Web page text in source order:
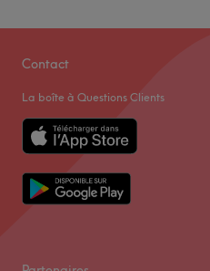
Contact
La boîte à Questions Clients